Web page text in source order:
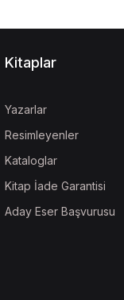
Kitaplar
Yazarlar
Resimleyenler
Kataloglar
Kitap İade Garantisi
Aday Eser Başvurusu